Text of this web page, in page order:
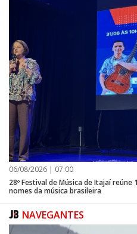
06/08/2026 | 07:00
28º Festival de Música de Itajaí
nomes da música brasileira
NAVEGANTES